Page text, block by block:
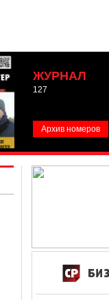
ЖУРНАЛ
127
Архив номеров